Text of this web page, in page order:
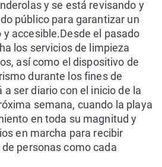
y se está revisando y
público para garantizar un
accesible.Desde el pasado
los servicios de limpieza
así como el dispositivo de
durante los fines de
a ser diario con el inicio de la
semana, cuando la playa
en toda su magnitud y
en marcha para recibir
personas como cada